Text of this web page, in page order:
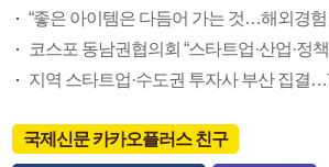
코스포 동남권협의회 “스타트업·산업·정
국제신문 카카오플러스 친구